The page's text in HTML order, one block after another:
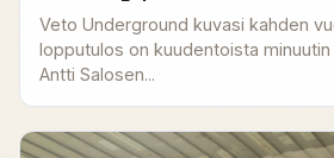
Veto Underground kuvasi kahden
lopputulos on kuudentoista minuutin
Antti Salosen...